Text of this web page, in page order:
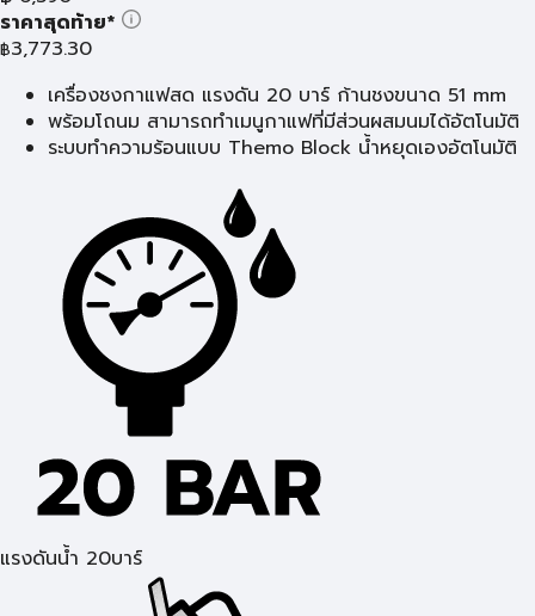
ราคาสุดท้าย*
฿3,773.30
เครื่องชงกาแฟสด แรงดัน 20 บาร์ ก้านชงขนาด 51 mm
พร้อมโถนม สามารถทำเมนูกาแฟที่มีส่วนผสมนมได้อัตโนมัติ
ระบบทำความร้อนแบบ Themo Block น้ำหยุดเองอัตโนมัติ
แรงดันน้ำ 20บาร์